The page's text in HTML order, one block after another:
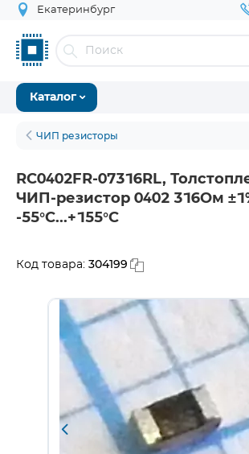
Екатеринбург
Каталог
ЧИП резисторы
RC0402FR-07316RL,
ЧИП-резистор 0402 316Ом
-55°С...+155°С
Код товара: 304199